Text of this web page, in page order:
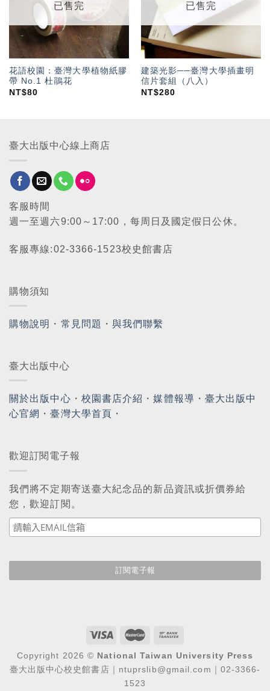
已售完
花語校園：臺灣大學植物紙膠
帶 No.1 杜鵑花
NT$80
已售完
建築光影──臺灣大學插畫明
信片套組（八入）
NT$280
臺大出版中心線上商店
客服時間
週一至週六9:00～17:00，每周日及國定假日公休。
客服專線:02-3366-1523校史館書店
購物須知
購物說明 ・ 常見問題 ・與我們聯繫
臺大出版中心
關於出版中心 ・ 校園書店介紹 ・媒體報導 ・ 臺大出版中
心官網 ・臺灣大學首頁 ・
歡迎訂閱電子報
我們將不定期寄送臺大紀念品的新品資訊或折價券給
您，歡迎訂閱。
Copyright 2026 © National Taiwan University Press
臺大出版中心校史館書店｜ntuprslib@gmail.com｜02-3366-
1523